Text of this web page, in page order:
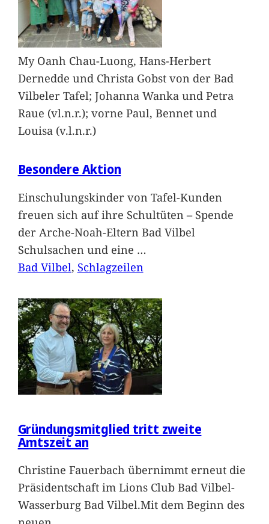
My Oanh Chau-Luong, Hans-Herbert
Dernedde und Christa Gobst von der Bad
Vilbeler Tafel; Johanna Wanka und Petra
Raue (vl.n.r.); vorne Paul, Bennet und
Louisa (v.l.n.r.)
Besondere Aktion
Einschulungskinder von Tafel-Kunden
freuen sich auf ihre Schultüten – Spende
der Arche-Noah-Eltern Bad Vilbel
Schulsachen und eine …
Bad Vilbel, Schlagzeilen
Gründungsmitglied tritt zweite
Amtszeit an
Christine Fauerbach übernimmt erneut die
Präsidentschaft im Lions Club Bad Vilbel-
Wasserburg Bad Vilbel.Mit dem Beginn des